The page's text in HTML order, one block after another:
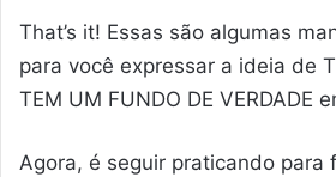
That’s it! Essas são algumas
para você expressar a ideia de
TEM UM FUNDO DE VERDADE
Agora, é seguir praticando para